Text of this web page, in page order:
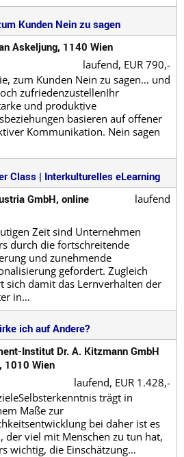
Kunden Nein zu sagen
Askeljung, 1140 Wien
laufend, EUR 790,-
zum Kunden Nein zu sagen… und
zufriedenzustellenIhr
und produktive
basieren auf offener
Kommunikation. Nein sagen
Class | Interkulturelles eLearning
GmbH, online
laufend
Zeit sind Unternehmen
durch die fortschreitende
und zunehmende
gefordert. Zugleich
sich damit das Lernverhalten der
in…
ich auf Andere?
Institut Dr. A. Kitzmann GmbH
1010 Wien
laufend, EUR 1.428,-
trägt in
Maße zur
bei daher ist es
der viel mit Menschen zu tun hat,
wichtig, die Einschätzung…